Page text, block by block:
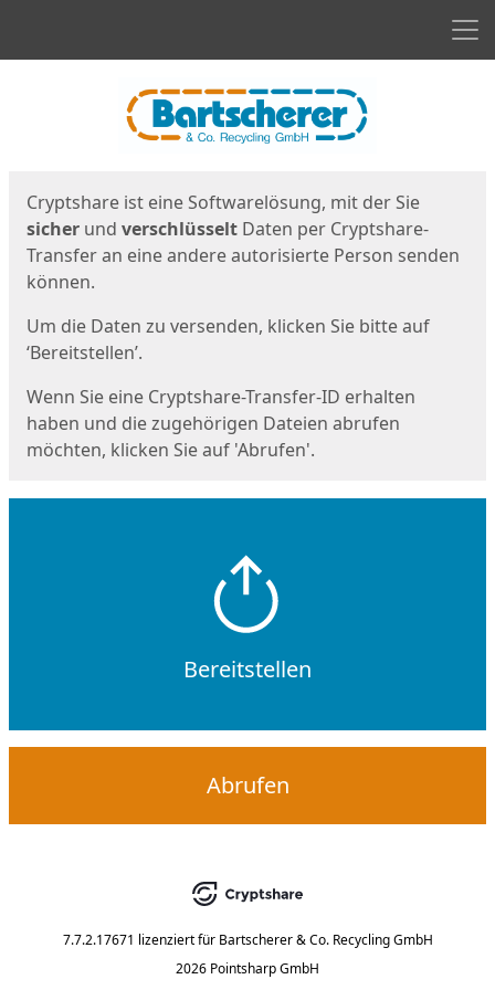
Cryptshare ist eine Softwarelösung, mit der Sie
sicher und verschlüsselt Daten per Cryptshare-
Transfer an eine andere autorisierte Person senden
können.
Um die Daten zu versenden, klicken Sie bitte auf
‘Bereitstellen’.
Wenn Sie eine Cryptshare-Transfer-ID erhalten
haben und die zugehörigen Dateien abrufen
möchten, klicken Sie auf 'Abrufen'.
Bereitstellen
Abrufen
7.7.2.17671 lizenziert für Bartscherer & Co. Recycling GmbH
2026 Pointsharp GmbH